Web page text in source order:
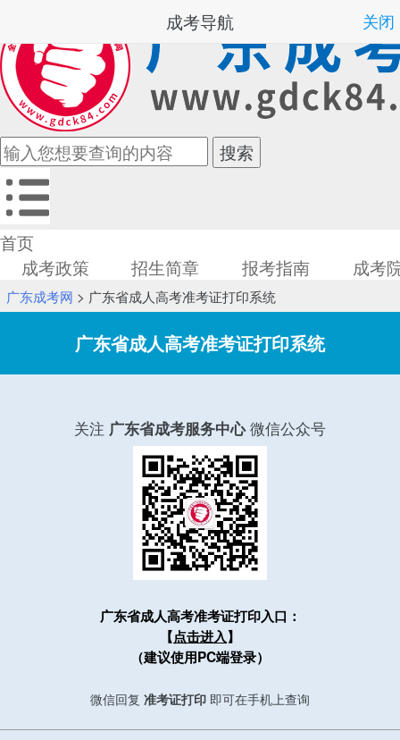
首页
成考政策
招生简章 报考指南 成考
广东成考网 > 广东省成人高考准考证打印系统
广东省成人高考准考证打印系统
关注 广东省成考服务中心微信公众号
广东省成人高考准考证打印入口：
【点击进入】
（建议使用PC端登录）
微信回复 准考证打印 即可在手机上查询
成考导航 关闭